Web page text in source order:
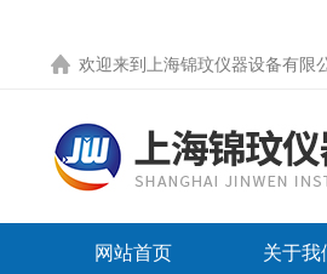
欢迎来到 上海锦玟仪器设备有限
网站首页 关于我